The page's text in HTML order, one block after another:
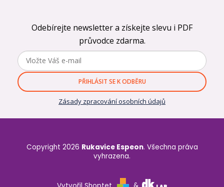
Odebírejte newsletter a získejte slevu i PDF
průvodce zdarma.
PŘIHLÁSIT SE K ODBĚRU
Zásady zpracování osobních údajů
Copyright 2026 Rukavice Espeon. Všechna práva
vyhrazena.